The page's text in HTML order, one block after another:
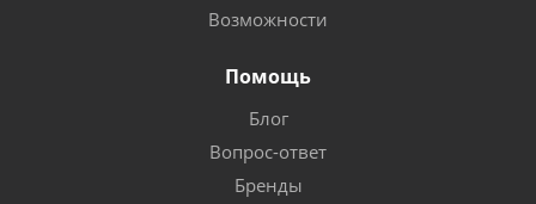
Возможности
Помощь
Блог
Вопрос-ответ
Бренды